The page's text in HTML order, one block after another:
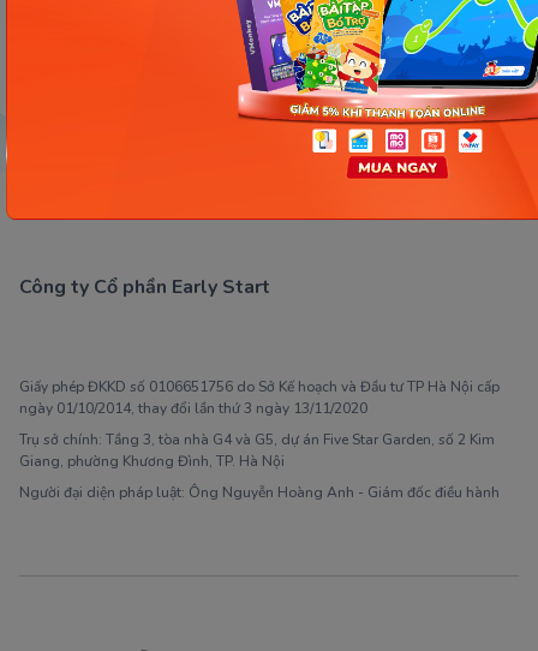
Công ty Cổ phần Early Start
Giấy phép ĐKKD số 0106651756 do Sở Kế hoạch và Đầu tư TP Hà Nội cấp
ngày 01/10/2014, thay đổi lần thứ 3 ngày 13/11/2020
Trụ sở chính: Tầng 3, tòa nhà G4 và G5, dự án Five Star Garden, số 2 Kim
Giang, phường Khương Đình, TP. Hà Nội
Người đại diện pháp luật: Ông Nguyễn Hoàng Anh - Giám đốc điều hành